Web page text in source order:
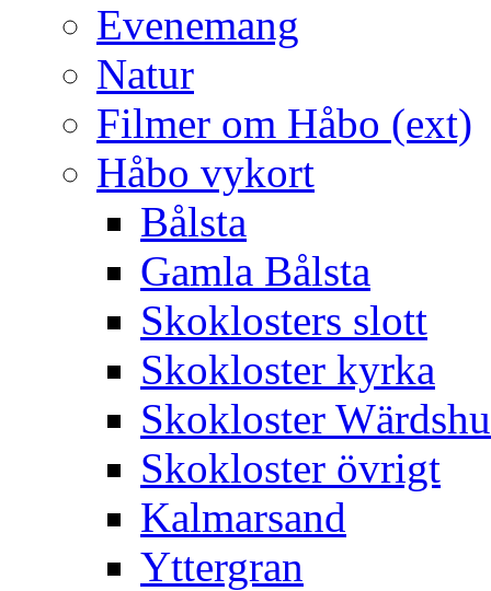
Evenemang
Natur
Filmer om Håbo (ext)
Håbo vykort
Bålsta
Gamla Bålsta
Skoklosters slott
Skokloster kyrka
Skokloster
Skokloster övrigt
Kalmarsand
Yttergran